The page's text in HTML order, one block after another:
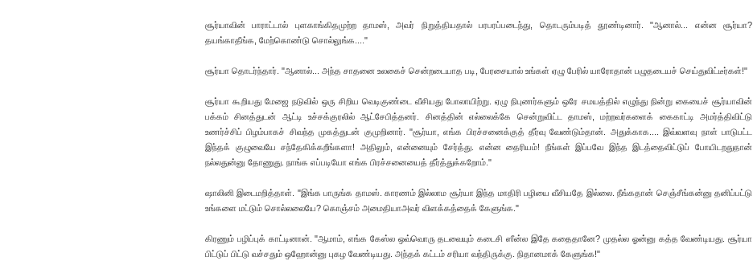
சூர்யாவின் பாராட்டால் புளகாங்கிதமுற்ற தாமஸ், அவர் நிறுத்தியதால் பரபரப்படைந்து, தொடரும்படித் தூண்டினார். "ஆனால்... என்ன சூர்யா?
தயங்காதீங்க, மேற்கொண்டு சொல்லுங்க...."
சூர்யா தொடர்ந்தார். "ஆனால்... அந்த சாதனை உலகைச் சென்றடையாத படி, பேரசையால் உங்கள் ஏழு பேரில் யாரோதான் பழுதடையச் செய்துவிட்டீர்கள்!"
சூர்யா கூறியது மேஜை நடுவில் ஒரு சிறிய வெடிகுண்டை வீசியது போலாயிற்று. ஏழு நிபுணர்களும் ஒரே சமயத்தில் எழுந்து நின்று கையைச் சூர்யாவின்
பக்கம் சினத்துடன் ஆட்டி உச்சக்குரலில் ஆட்சேபித்தனர். சினத்தின் எல்லைக்கே சென்றுவிட்ட தாமஸ், மற்றவர்களைக் கைகாட்டி அமர்த்திவிட்டு
உணர்ச்சிப் பிழம்பாகச் சிவந்த முகத்துடன் குமுறினார். "சூர்யா, எங்க பிரச்சனைக்குத் தீர்வு வேண்டும்தான். அதுக்காக.... இவ்வளவு நாள் பாடுபட்ட
இந்தக் குழுவையே சந்தேகிக்கறீங்களா! அதிலும், என்னையும் சேர்த்து. என்ன தைரியம்! நீங்கள் இப்பவே இந்த இடத்தைவிட்டுப் போயிடறதுதான்
நல்லதுன்னு தோணுது. நாங்க எப்படியோ எங்க பிரச்சனையைத் தீர்த்துக்கறோம்."
ஷாலினி இடைமறித்தாள். "இங்க பாருங்க தாமஸ். காரணம் இல்லாம சூர்யா இந்த மாதிரி பழியை வீசியதே இல்லை. நீங்கதான் செஞ்சீங்கன்னு தனிப்பட்டு
உங்களை மட்டும் சொல்லலையே? கொஞ்சம் அமைதியாஅவர் விளக்கத்தைக் கேளுங்க."
கிரணும் பழிப்புக் காட்டினான். "ஆமாம், எங்க கேஸ்ல ஒவ்வொரு தடவையும் கடைசி ஸீன்ல இதே கதைதானே? முதல்ல ஓன்னு கத்த வேண்டியது. சூர்யா
பிட்டுப் பிட்டு வச்சதும் ஒஹோன்னு புகழ வேண்டியது. அந்தக் கட்டம் சரியா வந்திருக்கு. நிதானமாக் கேளுங்க!"